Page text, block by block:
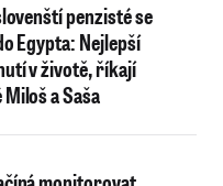
penzisté se
Egypta: Nejlepší
v životě, říkají
a Saša